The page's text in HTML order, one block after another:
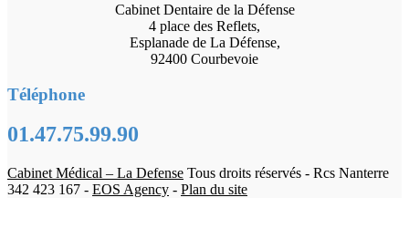
Cabinet Dentaire de la Défense
4 place des Reflets,
Esplanade de La Défense,
92400 Courbevoie
Téléphone
01.47.75.99.90
Cabinet Médical – La Defense Tous droits réservés - Rcs Nanterre
342 423 167 - EOS Agency - Plan du site